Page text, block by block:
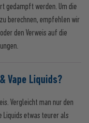
gedampft werden. Um die
berechnen, empfehlen wir
den Verweis auf die
Vape Liquids?
Vergleicht man nur den
Liquids etwas teurer als